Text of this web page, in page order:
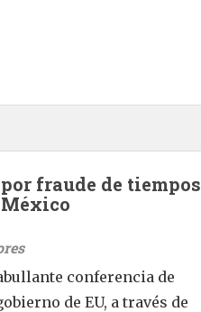
fraude de tiempos
conferencia de
de EU, a través de